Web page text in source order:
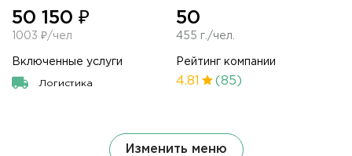
50 150 ₽
1003 ₽/чел
50
455 г./чел.
Включенные услуги
Логистика
Рейтинг компании
4.81 (85)
Изменить меню